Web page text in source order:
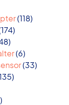
118118
174174
148
Produkte
66
Produkte
3333
135
2